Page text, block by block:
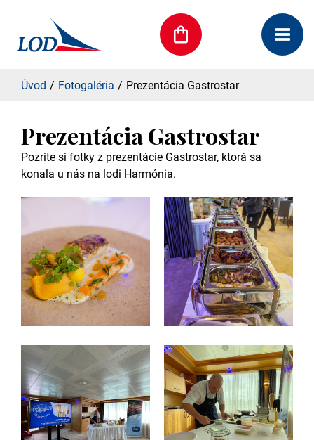
Úvod Fotogaléria Prezentácia Gastrostar
Prezentácia Gastrostar
Pozrite si fotky z prezentácie Gastrostar, ktorá sa
konala u nás na lodi Harmónia.